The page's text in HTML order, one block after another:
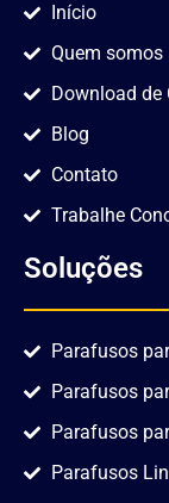
Início
Quem somos
Download de
Blog
Contato
Trabalhe
Soluções
Parafusos
Parafusos
Parafusos
Parafusos